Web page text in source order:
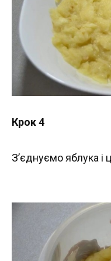
Крок 4
З’єднуємо яблука і